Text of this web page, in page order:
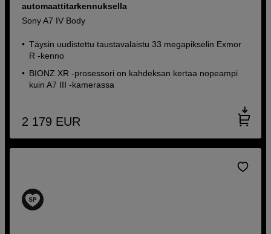
automaattitarkennuksella
Sony A7 IV Body
Täysin uudistettu taustavalaistu 33 megapikselin Exmor
R -kenno
BIONZ XR -prosessori on kahdeksan kertaa nopeampi
kuin A7 III -kamerassa
2 179 EUR